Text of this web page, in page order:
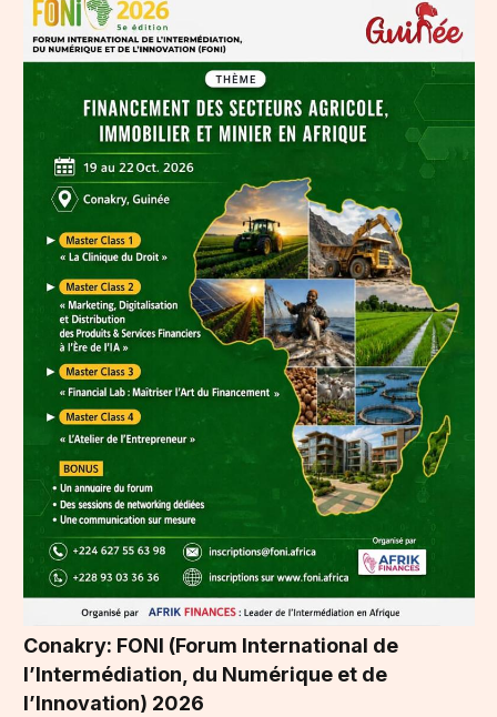
Conakry: FONI (Forum International de
l’Intermédiation, du Numérique et de
l’Innovation) 2026